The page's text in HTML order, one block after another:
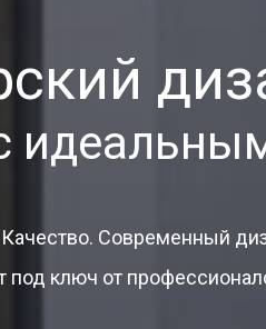
Современный
под ключ от